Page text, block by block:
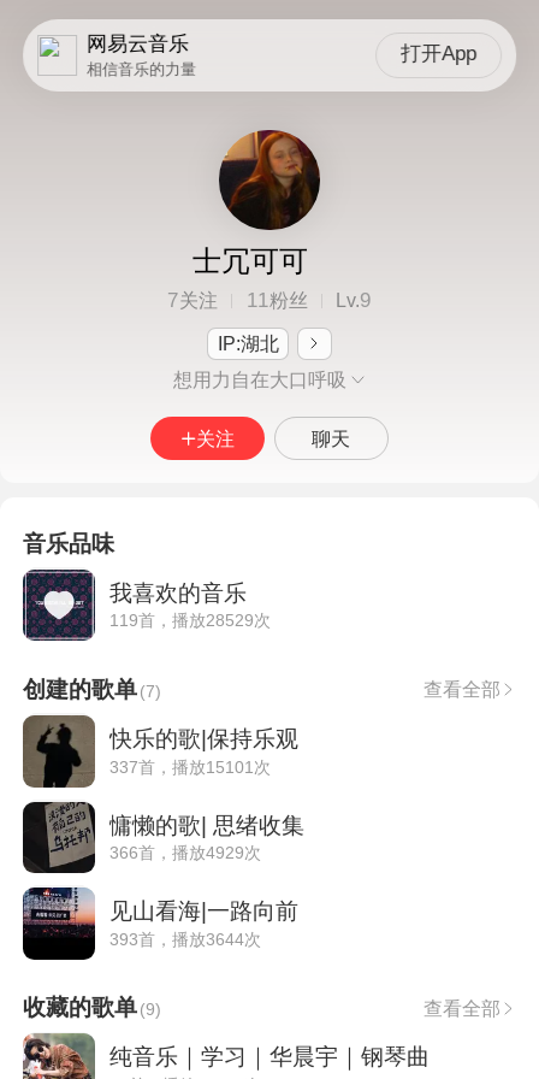
网易云音乐
相信音乐的力量
打开App
士冗可可
7关注 11粉丝 Lv.9
IP:湖北
想用力自在大口呼吸
关注 聊天
音乐品味
我喜欢的音乐
119首，播放28529次
创建的歌单(7) 查看全部
快乐的歌|保持乐观
337首，播放15101次
慵懒的歌| 思绪收集
366首，播放4929次
见山看海|一路向前
393首，播放3644次
收藏的歌单(9) 查看全部
纯音乐｜学习｜华晨宇｜钢琴曲